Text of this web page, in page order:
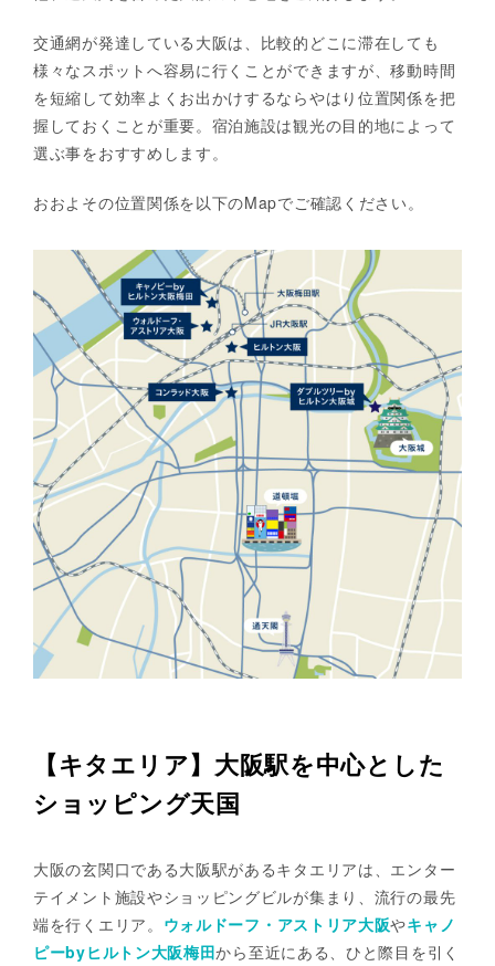
交通網が発達している大阪は、比較的どこに滞在しても
様々なスポットへ容易に行くことができますが、移動時間
を短縮して効率よくお出かけするならやはり位置関係を把
握しておくことが重要。宿泊施設は観光の目的地によって
選ぶ事をおすすめします。
おおよその位置関係を以下のMapでご確認ください。
【キタエリア】大阪駅を中心とした
ショッピング天国
大阪の玄関口である大阪駅があるキタエリアは、エンター
テイメント施設やショッピングビルが集まり、流行の最先
端を行くエリア。 ウォルドーフ・アストリア大阪やキャノ
ピーbyヒルトン大阪梅田から至近にある、ひと際目を引く